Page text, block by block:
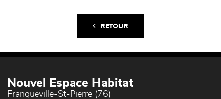
RETOUR
Nouvel Espace Habitat
Franqueville-St-Pierre (76)